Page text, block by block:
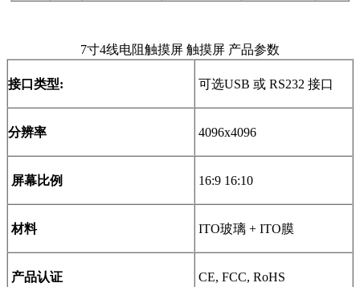
7寸4线电阻触摸屏 触摸屏 产品参数
接口类型: 可选USB或 RS232接口
分辨率 4096x4096
屏幕比例 16:9 16:10
材料 ITO玻璃 + ITO膜
产品认证 CE, FCC, RoHS